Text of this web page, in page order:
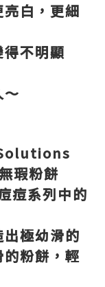
白，更細
不明顯
瑕粉餅
痘系列中的
極幼滑的
粉餅，輕